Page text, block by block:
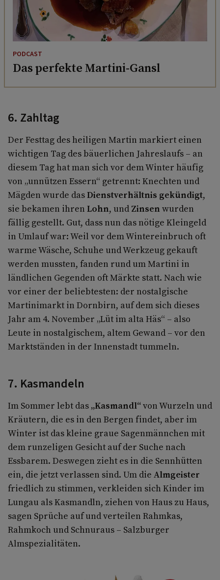
PODCAST
Das perfekte Martini-Gansl
6. Zahltag
Der Festtag des heiligen Martin markiert einen
wichtigen Tag des bäuerlichen Jahreslaufs – an
diesem Tag hat man sich vor dem Winter häufig
von „unnützen Essern“ getrennt: Knechten und
Mägden wurde dasDienstverhältnis gekündigt,
sie bekamen ihren Lohn, und Zinsen wurden
fällig gestellt. Gut, dass nun das nötige Kleingeld
in Umlauf war: Weil vor dem Wintereinbruch oft
warme Wäsche, Schuhe und Werkzeug gekauft
werden mussten, fanden rund um Martini in
ländlichen Gegenden oft Märkte statt. Nach wie
vor einer der beliebtesten: der nostalgische
Martinimarkt in Dornbirn, auf dem sich dieses
Jahr am 4. November „Lüt im alta Häs“ – also
Leute in nostalgischem, altem Gewand – vor den
Marktständen in der Innenstadt tummeln.
7. Kasmandeln
Im Sommer lebt das „Kasmandl“von Wurzeln und
Kräutern, die es in den Bergen findet, aber im
Winter ist das kleine graue Sagenmännchen mit
dem runzeligen Gesicht auf der Suche nach
Essbarem. Deswegen zieht es in die Sennhütten
ein, die jetzt verlassen sind. Um die Almgeister
friedlich zu stimmen, verkleiden sich Kinder im
Lungau als Kasmandln, ziehen von Haus zu Haus,
sagen Sprüche auf und verteilen Rahmkas,
Rahmkoch und Schnuraus – Salzburger
Almspezialitäten.